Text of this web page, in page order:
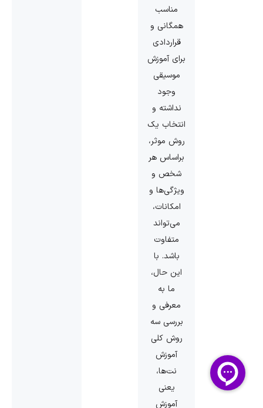
مناسب
همگانی و
قراردادی
برای آموزش
موسیقی
وجود
نداشته و
انتخاب یک
روش موثر،
براساس هر
شخص و
ویژگی‌ها و
امکانات،
می‌تواند
متفاوت
باشد. با
این ‌حال،
ما به
معرفی و
بررسی سه
روش کلی
آموزش
نت‌ها،
یعنی
آموزش